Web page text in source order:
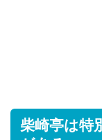
柴崎亭は特